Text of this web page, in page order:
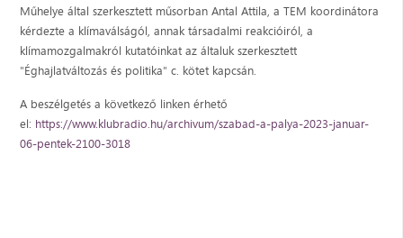
Műhelye által szerkesztett műsorban Antal Attila, a TEM koordinátora
kérdezte a klímaválságól, annak társadalmi reakcióiról, a
klímamozgalmakról kutatóinkat az általuk szerkesztett
"Éghajlatváltozás és politika" c. kötet kapcsán.
A beszélgetés a következő linken érhető
el: https://www.klubradio.hu/archivum/szabad-a-palya-2023-januar-
06-pentek-2100-3018